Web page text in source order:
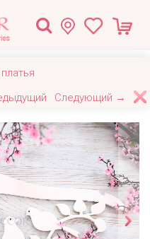
Следующий →